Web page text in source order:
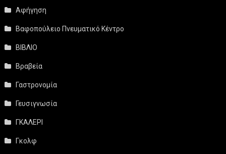
Αφήγηση
Βαφοπούλειο Πνευματικό Κέντρο
ΒΙΒΛΙΟ
Βραβεία
Γαστρονομία
Γευσιγνωσία
ΓΚΑΛΕΡΙ
Γκολφ